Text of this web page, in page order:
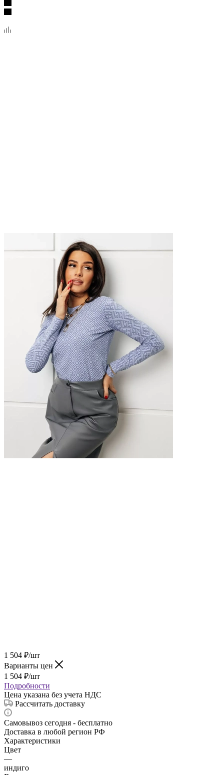
1 504 ₽/шт
Варианты цен
1 504 ₽/шт
Подробности
Цена указана без учета НДС
Рассчитать доставку
Самовывоз сегодня - бесплатно
Доставка в любой регион РФ
Характеристики
Цвет
—
индиго